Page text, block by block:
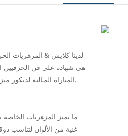
لدينا كلايش & المزهريات
هي شهادة على فن الحرفيين
المباراة المثالية لديكور منزلك أو إعداد الأعمال. من الكلاسيكية إلى المعاصرة ، مجموعتنا لديها كل شيء.
ما يميز المزهريات
غنية من الألوان لتناسب